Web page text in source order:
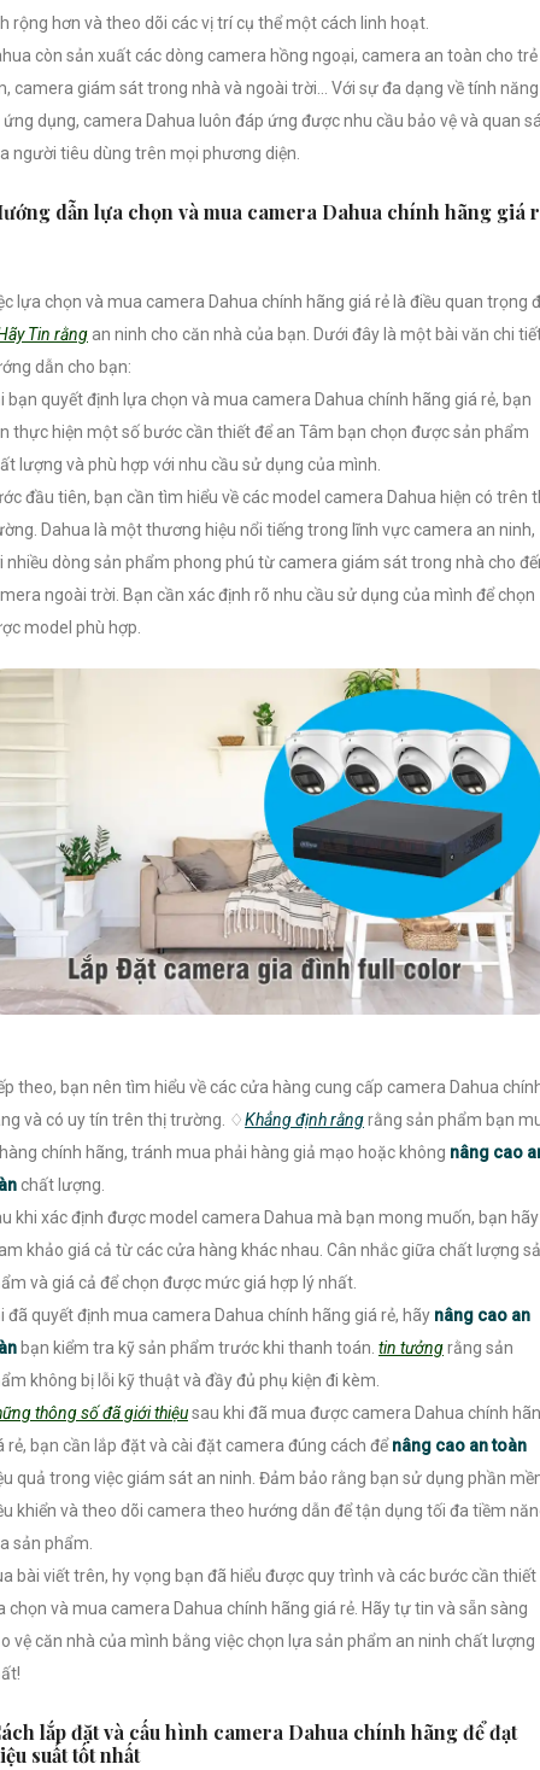
rộng hơn và theo dõi các vị trí cụ thể một cách linh hoạt.
còn sản xuất các dòng camera hồng ngoại, camera an toàn cho trẻ
camera giám sát trong nhà và ngoài trời… Với sự đa dạng về tính năng
ứng dụng, camera Dahua luôn đáp ứng được nhu cầu bảo vệ và quan
người tiêu dùng trên mọi phương diện.
dẫn lựa chọn và mua camera Dahua chính hãng giá
lựa chọn và mua camera Dahua chính hãng giá rẻ là điều quan trọng
Tin rằng an ninh cho căn nhà của bạn. Dưới đây là một bài văn chi
dẫn cho bạn:
bạn quyết định lựa chọn và mua camera Dahua chính hãng giá rẻ, bạn
thực hiện một số bước cần thiết để an Tâm bạn chọn được sản phẩm
lượng và phù hợp với nhu cầu sử dụng của mình.
đầu tiên, bạn cần tìm hiểu về các model camera Dahua hiện có trên
Dahua là một thương hiệu nổi tiếng trong lĩnh vực camera an ninh,
nhiều dòng sản phẩm phong phú từ camera giám sát trong nhà cho
ngoài trời. Bạn cần xác định rõ nhu cầu sử dụng của mình để chọn
model phù hợp.
theo, bạn nên tìm hiểu về các cửa hàng cung cấp camera Dahua
và có uy tín trên thị trường. ♢Khẳng định rằngrằng sản phẩm bạn
chính hãng, tránh mua phải hàng giả mạo hoặc không nâng cao
chất lượng.
khi xác định được model camera Dahua mà bạn mong muốn, bạn hãy
khảo giá cả từ các cửa hàng khác nhau. Cân nhắc giữa chất lượng
và giá cả để chọn được mức giá hợp lý nhất.
đã quyết định mua camera Dahua chính hãng giá rẻ, hãy nâng cao an
bạn kiểm tra kỹ sản phẩm trước khi thanh toán. tin tưởngrằng sản
không bị lỗi kỹ thuật và đầy đủ phụ kiện đi kèm.
thông số đã giới thiệusau khi đã mua được camera Dahua chính
rẻ, bạn cần lắp đặt và cài đặt camera đúng cách đểnâng cao an toàn
quả trong việc giám sát an ninh. Đảm bảo rằng bạn sử dụng phần
khiển và theo dõi camera theo hướng dẫn để tận dụng tối đa tiềm
sản phẩm.
bài viết trên, hy vọng bạn đã hiểu được quy trình và các bước cần thiết
chọn và mua camera Dahua chính hãng giá rẻ. Hãy tự tin và sẵn sàng
vệ căn nhà của mình bằng việc chọn lựa sản phẩm an ninh chất lượng
lắp đặt và cấu hình camera Dahua chính hãng để đạt
suất tốt nhất